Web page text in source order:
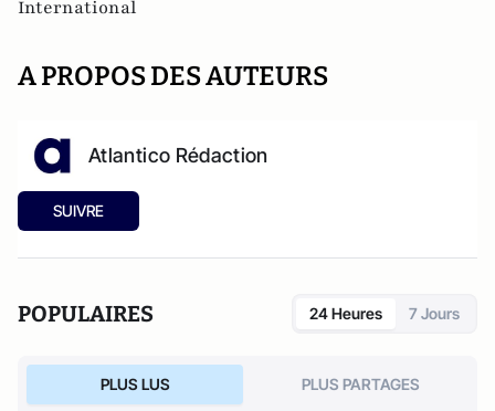
International
A PROPOS DES AUTEURS
Atlantico Rédaction
SUIVRE
POPULAIRES 24 Heures 7 Jours
PLUS LUS PLUS PARTAGES